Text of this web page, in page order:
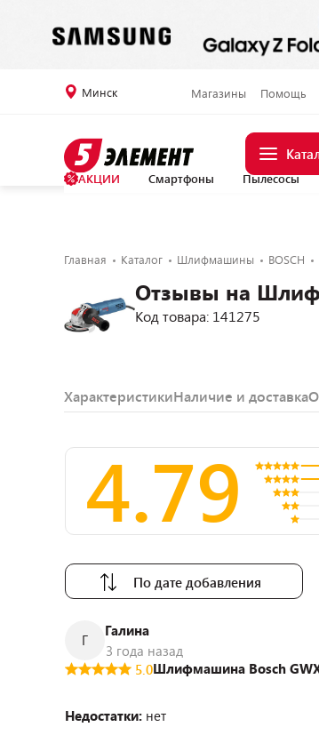
Минск Магазины Помощь
АКЦИИ Смартфоны Пылесосы
Главная Каталог Шлифмашины BOSCH
Отзывы на
Код товара: 141275
ХарактеристикиНаличие и доставка
4.79
По дате добавления
Г
Галина
3 года назад
5.0Шлифмашина Bosch
Недостатки: нет